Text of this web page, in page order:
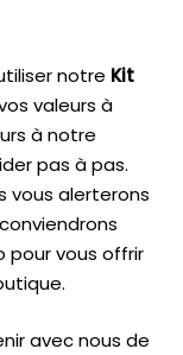
notre Kit
valeurs à
à notre
pas à pas.
vous alerterons
pour vous offrir
avec nous de